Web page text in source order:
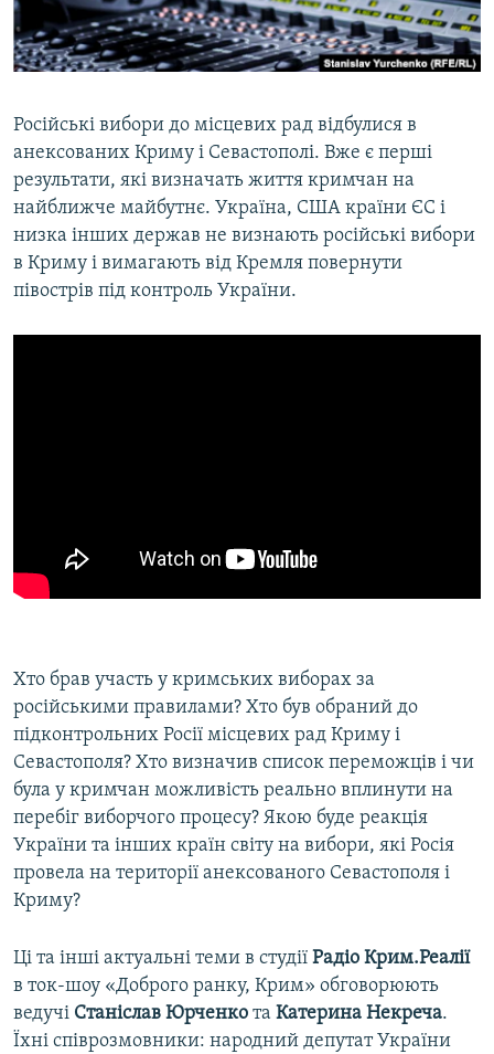
ВІДЕОУРОКИ «ELIFBE»
СВІДЧЕННЯ ОКУПАЦІЇ
Русский
Qırımtatar
Усі сайти RFE/RL
Російські вибори до місцевих рад відбулися в
анексованих Криму і Севастополі. Вже є перші
результати, які визначать життя кримчан на
найближче майбутнє. Україна, США країни ЄС і
низка інших держав не визнають російські вибори
в Криму і вимагають від Кремля повернути
півострів під контроль України.
Хто брав участь у кримських виборах за
російськими правилами? Хто був обраний до
підконтрольних Росії місцевих рад Криму і
Севастополя? Хто визначив список переможців і чи
була у кримчан можливість реально вплинути на
перебіг виборчого процесу? Якою буде реакція
України та інших країн світу на вибори, які Росія
провела на території анексованого Севастополя і
Криму?
Ці та інші актуальні теми в студії Радіо Крим.Реалії
в ток-шоу «Доброго ранку, Крим» обговорюють
ведучі Станіслав Юрченко та Катерина Некреча.
Їхні співрозмовники: народний депутат України